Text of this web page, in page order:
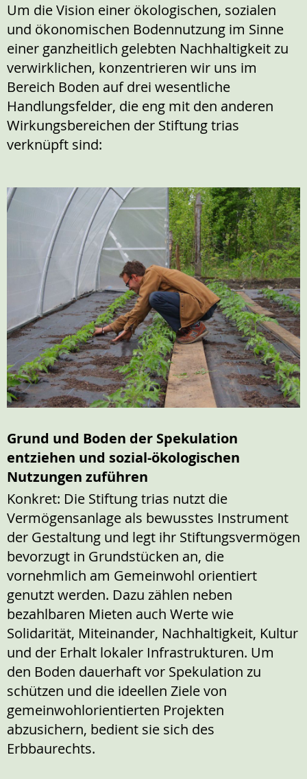
Um die Vision einer ökologischen, sozialen
und ökonomischen Bodennutzung im Sinne
einer ganzheitlich gelebten Nachhaltigkeit zu
verwirklichen, konzentrieren wir uns im
Bereich Boden auf drei wesentliche
Handlungsfelder, die eng mit den anderen
Wirkungsbereichen der Stiftung trias
verknüpft sind:
Grund und Boden der Spekulation
entziehen und sozial-ökologischen
Nutzungen zuführen
Konkret: Die Stiftung trias nutzt die
Vermögensanlage als bewusstes Instrument
der Gestaltung und legt ihr Stiftungsvermögen
bevorzugt in Grundstücken an, die
vornehmlich am Gemeinwohl orientiert
genutzt werden. Dazu zählen neben
bezahlbaren Mieten auch Werte wie
Solidarität, Miteinander, Nachhaltigkeit, Kultur
und der Erhalt lokaler Infrastrukturen. Um
den Boden dauerhaft vor Spekulation zu
schützen und die ideellen Ziele von
gemeinwohlorientierten Projekten
abzusichern, bedient sie sich des
Erbbaurechts.